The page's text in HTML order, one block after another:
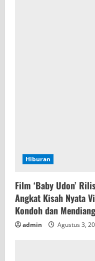
Hiburan
Film ‘Baby Udon’
Angkat Kisah Nyata
Kondoh dan
admin Agustus 3,